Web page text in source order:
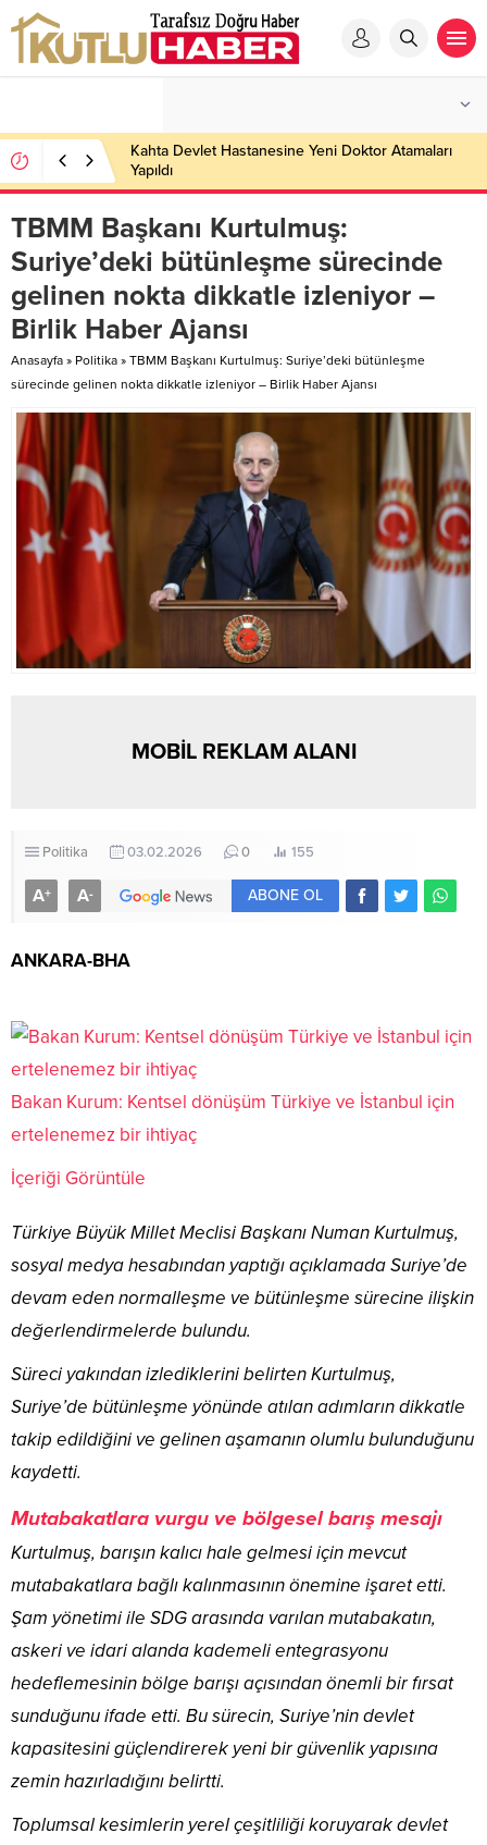
Kahta Devlet Hastanesine Yeni Doktor Atamaları
Yapıldı
TBMM Başkanı Kurtulmuş:
Suriye’deki bütünleşme sürecinde
gelinen nokta dikkatle izleniyor –
Birlik Haber Ajansı
Anasayfa » Politika » TBMM Başkanı Kurtulmuş: Suriye’deki bütünleşme
sürecinde gelinen nokta dikkatle izleniyor – Birlik Haber Ajansı
MOBİL REKLAM ALANI
Politika 03.02.2026 0 155
A+ A- ABONE OL
ANKARA-BHA
Bakan Kurum: Kentsel dönüşüm Türkiye ve İstanbul için
ertelenemez bir ihtiyaç
İçeriği Görüntüle
Türkiye Büyük Millet Meclisi Başkanı Numan Kurtulmuş,
sosyal medya hesabından yaptığı açıklamada Suriye’de
devam eden normalleşme ve bütünleşme sürecine ilişkin
değerlendirmelerde bulundu.
Süreci yakından izlediklerini belirten Kurtulmuş,
Suriye’de bütünleşme yönünde atılan adımların dikkatle
takip edildiğini ve gelinen aşamanın olumlu bulunduğunu
kaydetti.
Mutabakatlara vurgu ve bölgesel barış mesajı
Kurtulmuş, barışın kalıcı hale gelmesi için mevcut
mutabakatlara bağlı kalınmasının önemine işaret etti.
Şam yönetimi ile SDG arasında varılan mutabakatın,
askeri ve idari alanda kademeli entegrasyonu
hedeflemesinin bölge barışı açısından önemli bir fırsat
sunduğunu ifade etti. Bu sürecin, Suriye’nin devlet
kapasitesini güçlendirerek yeni bir güvenlik yapısına
zemin hazırladığını belirtti.
Toplumsal kesimlerin yerel çeşitliliği koruyarak devlet